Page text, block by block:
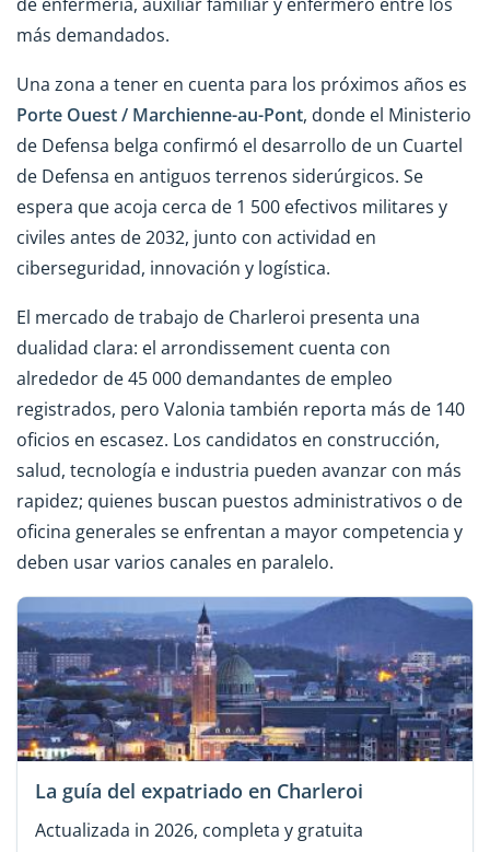
más demandados.
Una zona a tener en cuenta para los próximos años es
Porte Ouest / Marchienne-au-Pont, donde el Ministerio
de Defensa belga confirmó el desarrollo de un Cuartel
de Defensa en antiguos terrenos siderúrgicos. Se
espera que acoja cerca de 1 500 efectivos militares y
civiles antes de 2032, junto con actividad en
ciberseguridad, innovación y logística.
El mercado de trabajo de Charleroi presenta una
dualidad clara: el arrondissement cuenta con
alrededor de 45 000 demandantes de empleo
registrados, pero Valonia también reporta más de 140
oficios en escasez. Los candidatos en construcción,
salud, tecnología e industria pueden avanzar con más
rapidez; quienes buscan puestos administrativos o de
oficina generales se enfrentan a mayor competencia y
deben usar varios canales en paralelo.
La guía del expatriado en Charleroi
Actualizada in 2026, completa y gratuita